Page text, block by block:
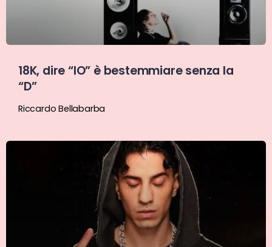
18K, dire “IO” è bestemmiare senza la
“D”
Riccardo Bellabarba